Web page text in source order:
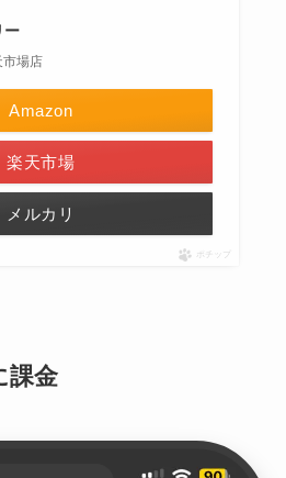
ー
市場店
Amazon
楽天市場
メルカリ
ポチップ
課金